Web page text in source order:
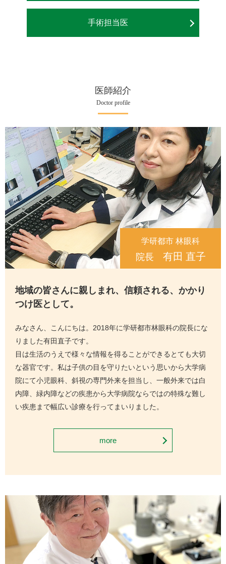
手術担当医
医師紹介
Doctor profile
学研都市 林眼科
院長 有田 直子
地域の皆さんに親しまれ、信頼される、 かかり
つけ医として。
みなさん、こんにちは。2018年に学研都市林眼科の院長にな
りました有田直子です。
目は生活のうえで様々な情報を得ることができるとても大切
な器官です。私は子供の目を守りたいという思いから大学病
院にて小児眼科、斜視の専門外来を担当し、一般外来では白
内障、緑内障などの疾患から大学病院ならではの特殊な難し
い疾患まで幅広い診療を行ってまいりました。
more